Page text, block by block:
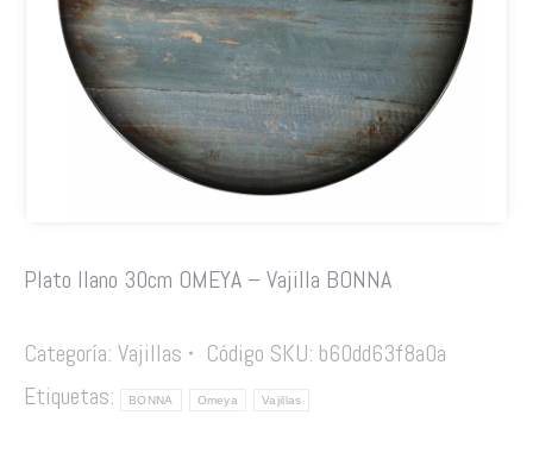
Plato llano 30cm OMEYA – Vajilla BONNA
Categoría: Vajillas Código SKU: b60dd63f8a0a
Etiquetas:
BONNA Omeya Vajillas